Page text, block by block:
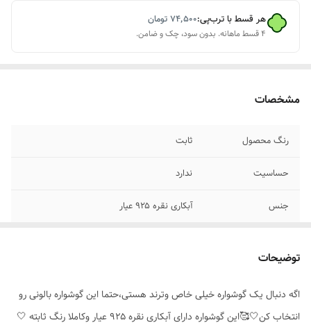
هر قسط با ترب‌پی:۷۴٬۵۰۰تومان
۴ قسط ماهانه. بدون سود، چک و ضامن.
مشخصات
رنگ محصول ثابت
حساسیت ندارد
جنس آبکاری نقره ۹۲۵ عیار
موارد استفاده برای روزانه،استایل
توضیحات
اگه دنبال یک گوشواره خیلی خاص وترند هستی،حتما این گوشواره بالونی رو
انتخاب کن🤍🥰این گوشواره دارای آبکاری نقره ۹۲۵ عیار وکاملا رنگ ثابته 🤍